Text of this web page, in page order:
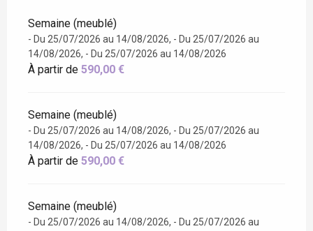
Semaine (meublé)
- Du 25/07/2026 au 14/08/2026, - Du 25/07/2026 au
14/08/2026, - Du 25/07/2026 au 14/08/2026
À partir de 590,00 €
Semaine (meublé)
- Du 25/07/2026 au 14/08/2026, - Du 25/07/2026 au
14/08/2026, - Du 25/07/2026 au 14/08/2026
À partir de 590,00 €
Semaine (meublé)
- Du 25/07/2026 au 14/08/2026, - Du 25/07/2026 au